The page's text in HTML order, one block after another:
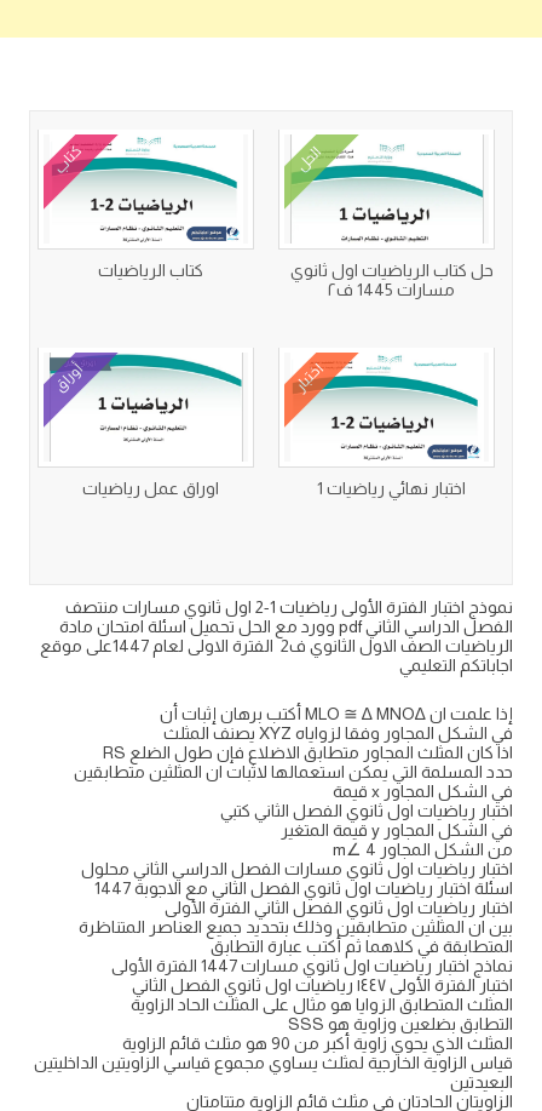
الحل
حل كتاب الرياضيات اول ثانوي
مسارات 1445 ف٢
كتاب
كتاب الرياضيات
اختبار
اختبار نهائي رياضيات 1
أوراق
اوراق عمل رياضيات
نموذج اختبار الفترة الأولى رياضيات 1-2 اول ثانوي مسارات منتصف
الفصل الدراسي الثاني pdf وورد مع الحل تحميل اسئلة امتحان مادة
الرياضيات الصف الاول الثانوي ف2 الفترة الاولى لعام 1447على موقع
اجاباتكم التعليمي
إذا علمت ان ∆MLO ≅ ∆ MNO أكتب برھان إثبات أن
في الشكل المجاور وفقا لزوایاه XYZ یصنف المثلث
اذا كان المثلث المجاور متطابق الاضلاع فإن طول الضلع RS
حدد المسلمة التي یمكن استعمالها لاثبات ان المثلثین متطابقین
في الشكل المجاور x قیمة
اختبار رياضيات اول ثانوي الفصل الثاني كتبي
في الشكل المجاور y قیمة المتغیر
من الشكل المجاور m∠ 4
اختبار رياضيات اول ثانوي مسارات الفصل الدراسي الثاني محلول
اسئلة اختبار رياضيات اول ثانوي الفصل الثاني مع الاجوبة 1447
اختبار رياضيات اول ثانوي الفصل الثاني الفترة الأولى
بین ان المثلثین متطابقین وذلك بتحدید جمیع العناصر المتناظرة
المتطابقة في كلاهما ثم أكتب عبارة التطابق
نماذج اختبار رياضيات اول ثانوي مسارات 1447 الفترة الأولى
اختبار الفترة الأولى ١٤٤٧ رياضيات اول ثانوي الفصل الثاني
المثلث المتطابق الزوايا هو مثال على المثلث الحاد الزاوية
التطابق بضلعين وزاوية هو SSS
المثلث الذي يحوي زاوية أكبر من 90 هو مثلث قائم الزاوية
قياس الزاوية الخارجية لمثلث يساوي مجموع قياسي الزاويتين الداخليتين
البعيدتين
الزاويتان الحادتان في مثلث قائم الزاوية متتامتان